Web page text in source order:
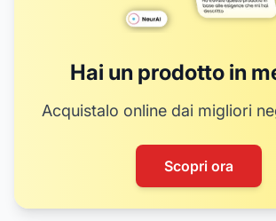
Hai un prodotto in
Acquistalo online dai migliori
Scopri ora